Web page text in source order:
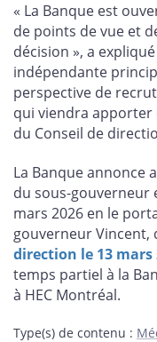
« La Banque est
de points de vue et
décision », a
indépendante
perspective de
qui viendra apporter
du Conseil de
La Banque annonce
du sous-gouverneur
mars 2026 en le
gouverneur Vincent,
direction le 13 mars
temps partiel à la
à HEC Montréal.
Type(s) de contenu :